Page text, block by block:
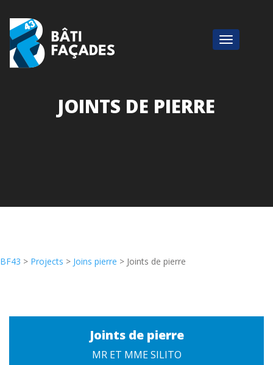
JOINTS DE PIERRE
BF43 > Projects > Joins pierre > Joints de pierre
Joints de pierre
MR ET MME SILITO